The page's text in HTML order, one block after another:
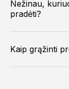
Nežinau,
pradėti?
Kaip grąžinti